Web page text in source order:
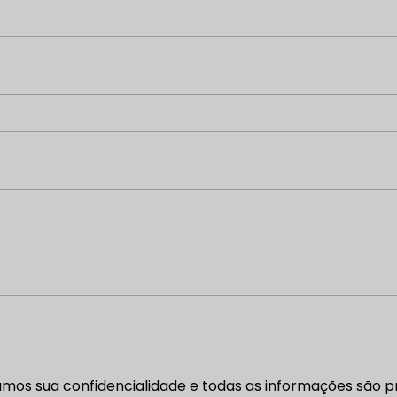
sua confidencialidade e todas as informações são